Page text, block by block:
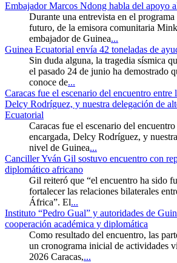
Embajador Marcos Ndong habla del apoyo
Durante una entrevista en el
futuro, de la emisora comunitaria
embajador de Guinea...
Guinea Ecuatorial envía 42 toneladas de
Sin duda alguna, la tragedia sísmica
el pasado 24 de junio ha demostrado
conoce de...
Caracas fue el escenario del encuentro entre
Delcy Rodríguez, y nuestra delegación de
Ecuatorial
Caracas fue el escenario del
encargada, Delcy Rodríguez, y
nivel de Guinea...
Canciller Yván Gil sostuvo encuentro con
diplomático africano
Gil reiteró que “el encuentro ha sido
fortalecer las relaciones bilaterales
África”. El...
Instituto “Pedro Gual” y autoridades de
cooperación académica y diplomática
Como resultado del encuentro, las
un cronograma inicial de actividades
2026 Caracas,...